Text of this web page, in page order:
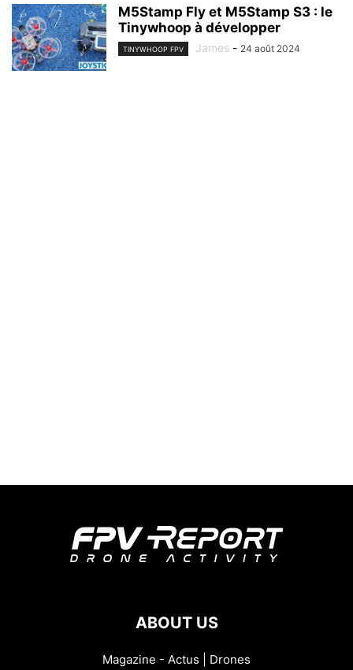
M5Stamp Fly et M5Stamp S3 : le
Tinywhoop à développer
TINYWHOOP FPV James - 24 août 2024
ABOUT US
Magazine - Actus | Drones